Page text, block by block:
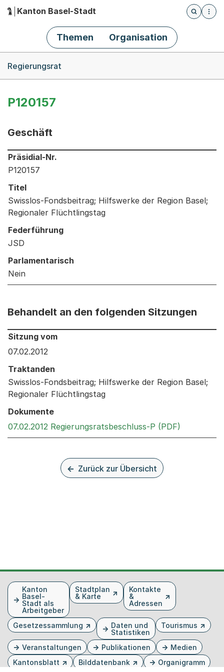
Hauptnavigation
Kanton Basel-Stadt
Öffnet
Themen Organisation
Regierungsrat
P120157
Geschäft
Informationen zum Ausgewählten Geschäft
Präsidial-Nr.
P120157
Titel
Swisslos-Fondsbeitrag; Hilfswerke der Region Basel;
Regionaler Flüchtlingstag
Federführung
JSD
Parlamentarisch
Nein
Behandelt an den folgenden Sitzungen
Behandelt an den folgenden Sitzungen: Informationen
Sitzung vom
07.02.2012
Traktanden
Swisslos-Fondsbeitrag; Hilfswerke der Region Basel;
Regionaler Flüchtlingstag
Dokumente
07.02.2012 Regierungsratsbeschluss-P (PDF)
Zurück zur Übersicht
FusszeileKanton
Basel-
Stadt als
Arbeitgeber
Stadtplan
& Karte
Kontakte
&
Adressen
Gesetzessammlung
Daten und
Statistiken
Tourismus
Veranstaltungen Publikationen
Medien
Kantonsblatt
Bilddatenbank Organigramm